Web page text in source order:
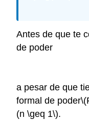
Antes de que te
de poder
a pesar de que
formal de poder
(n \geq 1\).